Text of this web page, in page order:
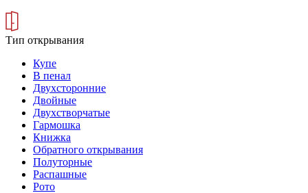
Тип открывания
Купе
В пенал
Двухсторонние
Двойные
Двухстворчатые
Гармошка
Книжка
Обратного открывания
Полуторные
Распашные
Рото